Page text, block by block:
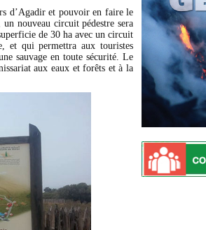
d’Agadir et pouvoir en faire le
nouveau circuit pédestre sera
de 30 ha avec un circuit
et qui permettra aux touristes
sauvage en toute sécurité. Le
aux eaux et forêts et à la